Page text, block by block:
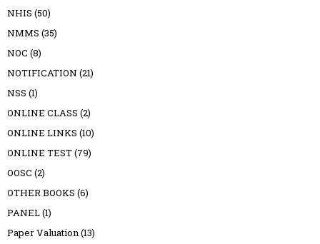
NHIS (50)
NMMS (35)
NOC (8)
NOTIFICATION (21)
NSS (1)
ONLINE CLASS (2)
ONLINE LINKS (10)
ONLINE TEST(79)
OOSC (2)
OTHER BOOKS (6)
PANEL(1)
Paper Valuation(13)